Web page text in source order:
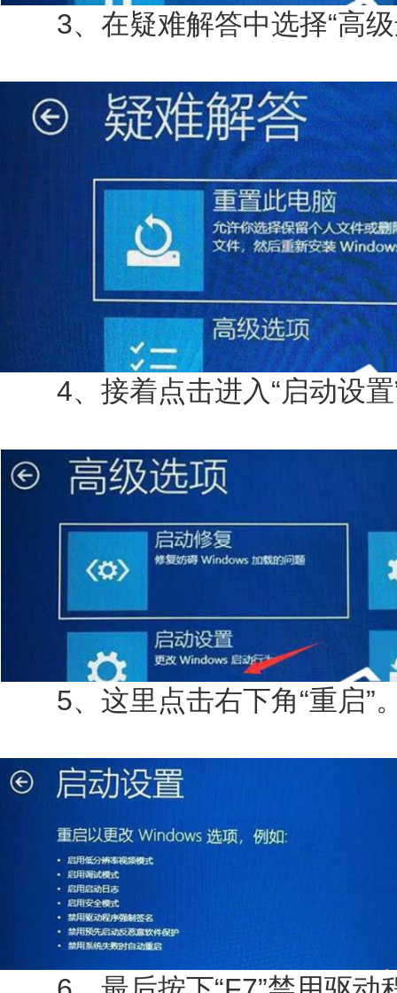
3、在疑难解答中选择“高级
4、接着点击进入“启动设置
5、这里点击右下角“重启”